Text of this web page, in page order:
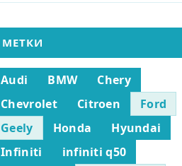
МЕТКИ
Audi BMW
Chery
Chevrolet
Citroen
Ford
Geely
Honda
Hyundai
Infiniti
infiniti q50